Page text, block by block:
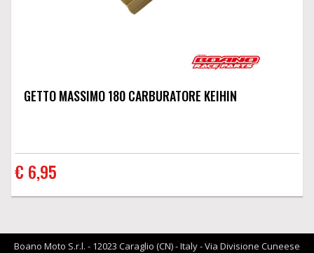
GETTO MASSIMO 180 CARBURATORE KEIHIN
€ 6,95
Boano Moto S.r.l. - 12023 Caraglio (CN) - Italy - Via Divisione Cuneese